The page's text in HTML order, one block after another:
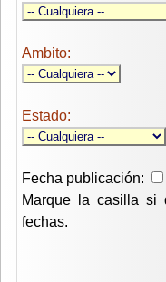
Ambito:
Estado:
Fecha publicación:
Marque la casilla si
fechas.